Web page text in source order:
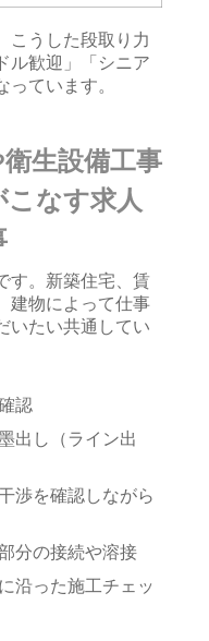
こうした段取り力
ル歓迎」「シニア
ています。
生設備工事
なす求人
す。新築住宅、賃
建物によって仕事
いたい共通してい
認
出し（ライン出
渉を確認しながら
分の接続や溶接
沿った施工チェッ